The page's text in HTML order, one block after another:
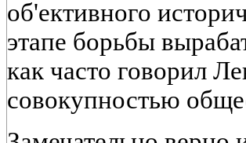
об'ективного
этапе борьбы
как часто говорил
совокупностью